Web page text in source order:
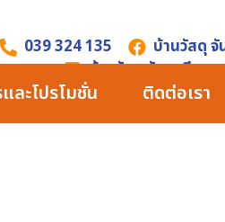
039 324 135
บ้านวัสดุ
บ้านวัสดุ จันทบุรี
ละโปรโมชั่น ติดต่อเรา